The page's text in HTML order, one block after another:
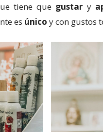
tiene que gustar y
es único y con gustos